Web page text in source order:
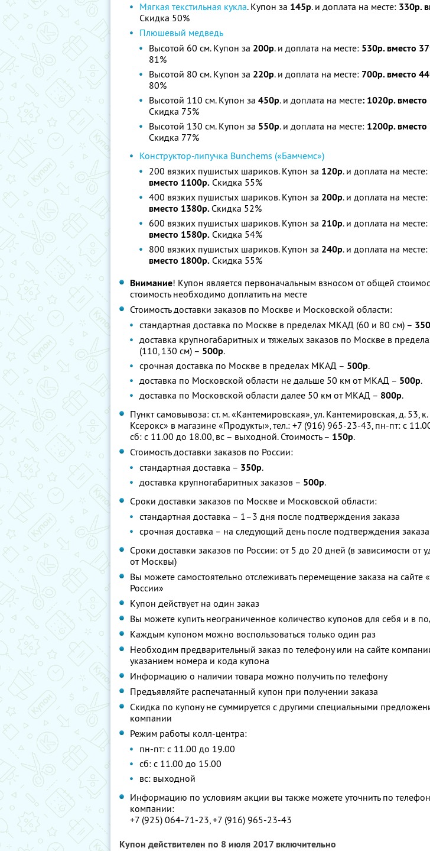
Мягкая текстильная кукла. Купон за 145р. и доплата на месте: 330р.
Скидка 50%
Плюшевый медведь
Высотой 60 см. Купон за 200р. и доплата на месте: 530р. вместо
81%
Высотой 80 см. Купон за 220р. и доплата на месте: 700р. вместо
80%
Высотой 110 см. Купон за 450р. и доплата на месте: 1020р.
Скидка 75%
Высотой 130 см. Купон за 550р. и доплата на месте: 1200р.
Скидка 77%
Конструктор-липучка Bunchems («Бамчемс»)
200 вязких пушистых шариков. Купон за 120р. и доплата на месте:
вместо 1100р. Скидка 55%
400 вязких пушистых шариков. Купон за 200р. и доплата на месте:
вместо 1380р. Скидка 52%
600 вязких пушистых шариков. Купон за 210р. и доплата на месте:
вместо 1580р. Скидка 54%
800 вязких пушистых шариков. Купон за 240р. и доплата на месте:
вместо 1800р. Скидка 55%
Внимание! Купон является первоначальным взносом от общей
стоимость необходимо доплатить на месте
Стоимость доставки заказов по Москве и Московской области:
стандартная доставка по Москве в пределах МКАД (60 и 80 см) –
доставка крупногабаритных и тяжелых заказов по Москве в
(110, 130 см) – 500р.
срочная доставка по Москве в пределах МКАД – 500р.
доставка по Московской области не дальше 50 км от МКАД – 500р.
доставка по Московской области далее 50 км от МКАД – 800р.
Пункт самовывоза: ст. м. «Кантемировская», ул. Кантемировская, д. 53,
Ксерокс» в магазине «Продукты», тел.: +7 (916) 965-23-43, пн-пт: с
сб: с 11.00 до 18.00, вс – выходной. Стоимость – 150р.
Стоимость доставки заказов по России:
стандартная доставка – 350р.
доставка крупногабаритных заказов – 500р.
Сроки доставки заказов по Москве и Московской области:
стандартная доставка – 1–3 дня после подтверждения заказа
срочная доставка – на следующий день после подтверждения заказа
Сроки доставки заказов по России: от 5 до 20 дней (в зависимости от
от Москвы)
Вы можете самостоятельно отслеживать перемещение заказа на сайте
России»
Купон действует на один заказ
Вы можете купить неограниченное количество купонов для себя и в
Каждым купоном можно воспользоваться только один раз
Необходим предварительный заказ по телефону или на сайте
указанием номера и кода купона
Информацию о наличии товара можно получить по телефону
Предъявляйте распечатанный купон при получении заказа
Скидка по купону не суммируется с другими специальными
компании
Режим работы колл-центра:
пн-пт: c 11.00 до 19.00
сб: с 11.00 до 15.00
вс: выходной
Информацию по условиям акции вы также можете уточнить по
компании:
+7 (925) 064-71-23, +7 (916) 965-23-43
Купон действителен по 8 июля 2017 включительно